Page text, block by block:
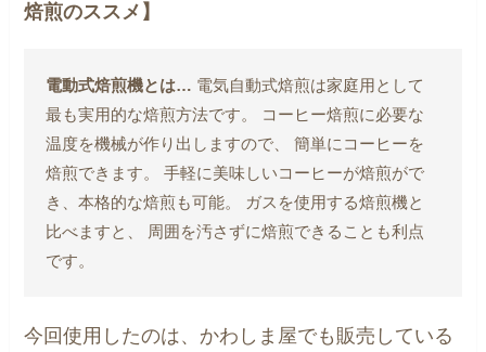
焙煎のススメ】
電動式焙煎機とは… 電気自動式焙煎は家庭用として
最も実用的な焙煎方法です。
コーヒー焙煎に必要な
温度を機械が作り出しますので、
簡単にコーヒーを
焙煎できます。
手軽に美味しいコーヒーが焙煎がで
き、本格的な焙煎も可能。
ガスを使用する焙煎機と
比べますと、
周囲を汚さずに焙煎できることも利点
です。
今回使用したのは、かわしま屋でも販売している